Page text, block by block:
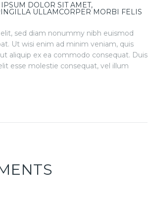
DOLOR SIT AMET,
ULLAMCORPER MORBI FELIS
sed diam nonummy nibh euismod
Ut wisi enim ad minim veniam, quis
aliquip ex ea commodo consequat. Duis
esse molestie consequat, vel illum